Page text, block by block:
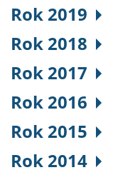
Rok 2019
Rok 2018
Rok 2017
Rok 2016
Rok 2015
Rok 2014